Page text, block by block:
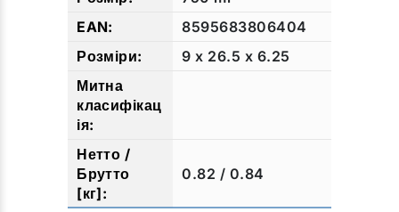
8595683806404
9 x 26.5 x 6.25
0.82 / 0.84